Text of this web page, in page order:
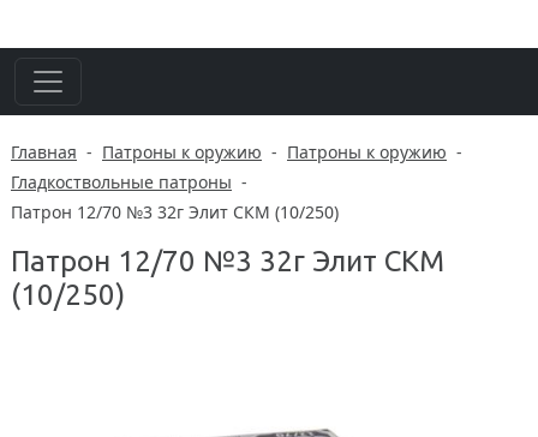
Главная - Патроны к оружию - Патроны к оружию -
Гладкоствольные патроны -
Патрон 12/70 №3 32г Элит СКМ (10/250)
Патрон 12/70 №3 32г Элит СКМ
(10/250)